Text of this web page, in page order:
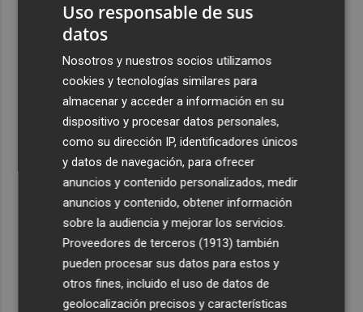
suspensión de Schengen hasta el 15 de agosto
Leire Díez niega que su "investigación" buscara
"desestabilizar" ninguna causa "que afectara a los
intereses del PSOE"
Castelló acogerá la obra "Helios y Selene" de la
compañía Te Falta Calle: será creada para el eclipse
Recibe toda la actualidad de
Plaza Podcast en tu correo
Quiero suscribirme
Uso responsable de sus
datos
Nosotros y nuestros socios utilizamos
cookies y tecnologías similares para
almacenar y acceder a información en su
dispositivo y procesar datos personales,
como su dirección IP, identificadores únicos
y datos de navegación, para ofrecer
anuncios y contenido personalizados, medir
anuncios y contenido, obtener información
sobre la audiencia y mejorar los servicios.
Proveedores de terceros (1913) también
pueden procesar sus datos para estos y
otros fines, incluido el uso de datos de
geolocalización precisos y características